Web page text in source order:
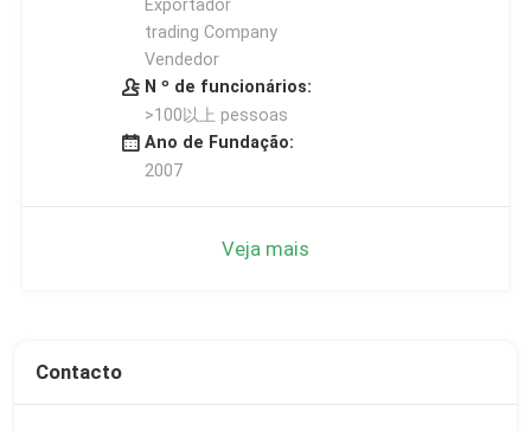
Exportador
trading Company
Vendedor
N º de funcionários:
>100以上 pessoas
Ano de Fundação:
2007
Veja mais
Contacto